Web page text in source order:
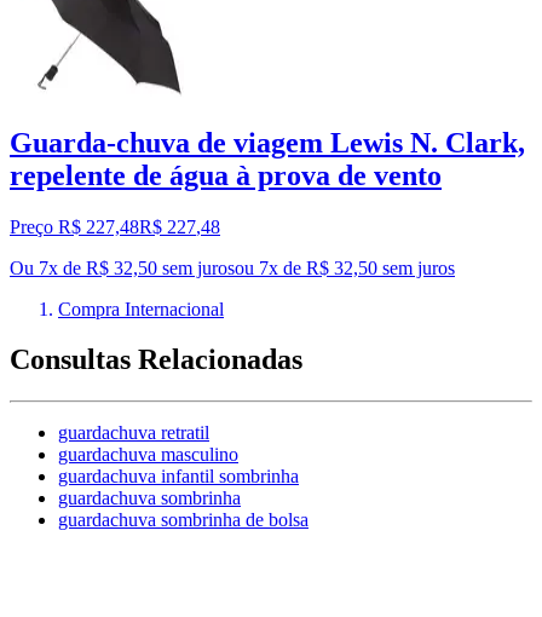
Guarda-chuva de viagem Lewis N. Clark,
repelente de água à prova de vento
Preço R$ 227,48R$ 227,48
Ou 7x de R$ 32,50 sem jurosou 7x de R$ 32,50 sem juros
Compra Internacional
Consultas Relacionadas
guardachuva retratil
guardachuva masculino
guardachuva infantil sombrinha
guardachuva sombrinha
guardachuva sombrinha de bolsa